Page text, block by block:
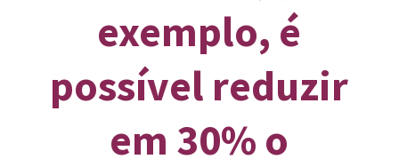
exemplo, é
possível reduzir
em 30% o